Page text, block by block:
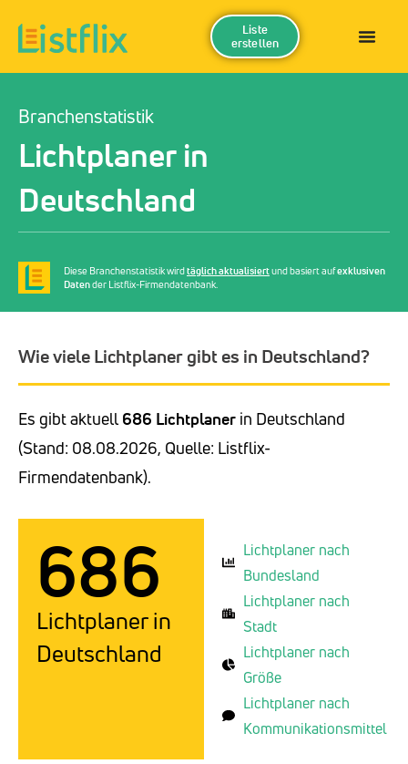
Liste
erstellen
Branchenstatistik
Lichtplaner in
Deutschland
Diese Branchenstatistik wirdtäglich aktualisiertund basiert aufexklusiven
Datender Listflix-Firmendatenbank.
Wie viele Lichtplaner gibt es in Deutschland?
Es gibt aktuell 686 Lichtplaner in Deutschland
(Stand: 08.08.2026, Quelle: Listflix-
Firmendatenbank).
686
Lichtplaner in
Deutschland
Lichtplaner nach
Bundesland
Lichtplaner nach
Stadt
Lichtplaner nach
Größe
Lichtplaner nach
Kommunikationsmittel